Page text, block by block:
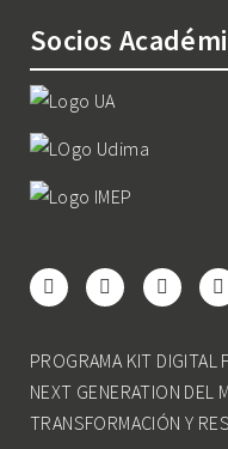
Socios
PROGRAMA KIT DIGITAL
NEXT GENERATION DEL
TRANSFORMACIÓN Y